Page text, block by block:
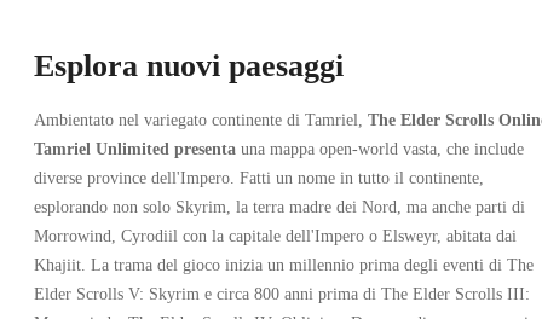
The Elder Scrolls Online PC
Esplora nuovi paesaggi
Ambientato nel variegato continente di Tamriel, The Elder Scrolls
Tamriel Unlimited presenta una mappa open-world vasta, che include
diverse province dell'Impero. Fatti un nome in tutto il continente,
esplorando non solo Skyrim, la terra madre dei Nord, ma anche parti di
Morrowind, Cyrodiil con la capitale dell'Impero o Elsweyr, abitata dai
Khajiit. La trama del gioco inizia un millennio prima degli eventi di The
Elder Scrolls V: Skyrim e circa 800 anni prima di The Elder Scrolls III: